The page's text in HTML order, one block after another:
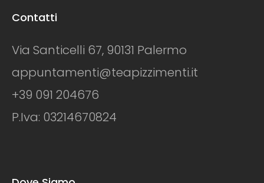
Contatti
Via Santicelli 67, 90131 Palermo
appuntamenti@teapizzimenti.it
+39 091 204676
P.Iva: 03214670824